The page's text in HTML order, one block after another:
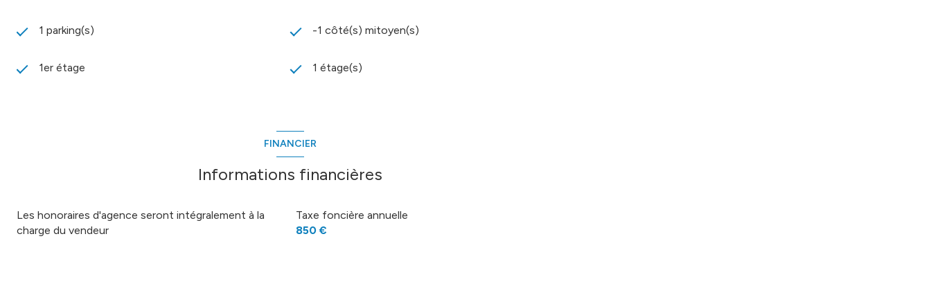
1 parking(s) -1 côté(s) mitoyen(s)
1er étage 1 étage(s)
FINANCIER
Informations financières
Les honoraires d'agence seront intégralement à la
charge du vendeur
Taxe foncière annuelle
850 €